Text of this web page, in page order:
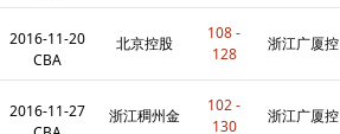
股
2016-11-20
CBA
北京控股
108 -
128
浙江广厦控
股
2016-11-27
浙江稠州金
102 -
130
浙江广厦控